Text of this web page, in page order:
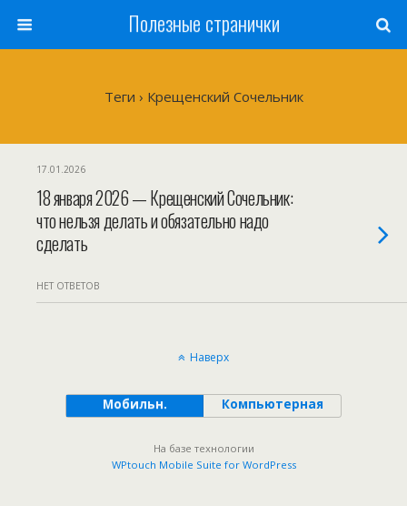
Полезные странички
Теги › Крещенский Сочельник
17.01.2026
18 января 2026 — Крещенский Сочельник:
что нельзя делать и обязательно надо
сделать
НЕТ ОТВЕТОВ
Наверх
Мобильн. Компьютерная
На базе технологии
WPtouch Mobile Suite for WordPress